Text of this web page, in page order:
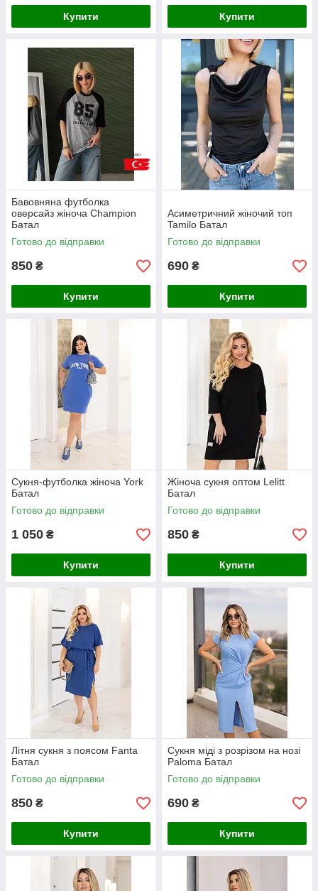
Купити Купити
Бавовняна футболка
оверсайз жіноча Champion
Батал
Готово до відправки
850 ₴
Купити
Асиметричний жіночий топ
Tamilo Батал
Готово до відправки
690 ₴
Купити
Сукня-футболка жіноча York
Батал
Готово до відправки
1 050 ₴
Купити
Жіноча сукня оптом Lelitt
Батал
Готово до відправки
850 ₴
Купити
Літня сукня з поясом Fanta
Батал
Готово до відправки
850 ₴
Купити
Сукня міді з розрізом на нозі
Paloma Батал
Готово до відправки
690 ₴
Купити